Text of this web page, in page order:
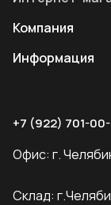
Компания
Информация
+7 (922) 701-
Офис: г.
Склад: